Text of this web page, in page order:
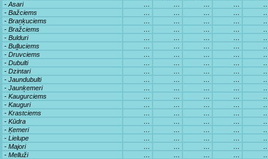
- Asari
… … … …
- Bažciems
… … … …
- Braņķuciems
… … … …
- Bražciems
… … … …
- Bulduri
… … … …
- Buļļuciems
… … … …
- Druvciems
… … … …
- Dubulti
… … … …
- Dzintari
… … … …
- Jaundubulti
… … … …
- Jaunķemeri
… … … …
- Kaugurciems
… … … …
- Kauguri
… … … …
- Krastciems
… … … …
- Kūdra
… … … …
- Ķemeri
… … … …
- Lielupe
… … … …
- Majori
… … … …
- Melluži
… … … …